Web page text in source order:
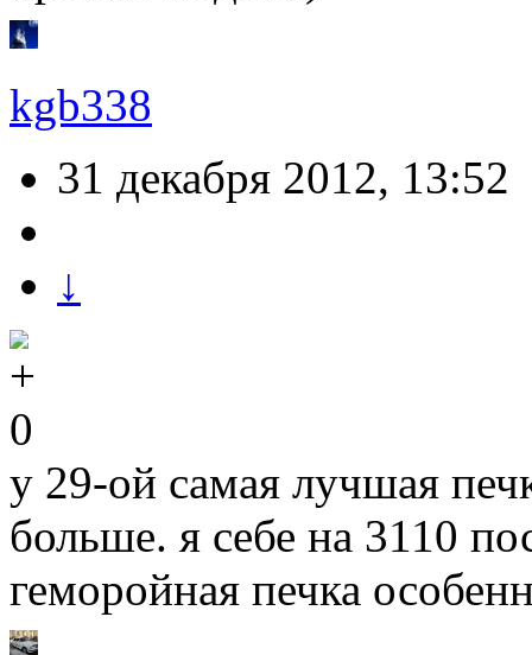
kgb338
31 декабря 2012, 13:52
↓
0
у 29-ой самая лучшая
больше. я себе на 3110
геморойная печка